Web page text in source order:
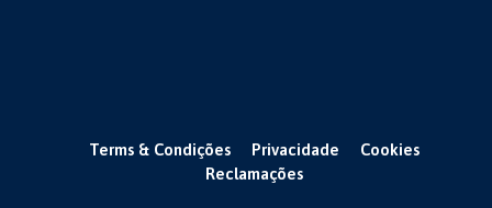
Terms & Condições Privacidade
Cookies
Reclamações